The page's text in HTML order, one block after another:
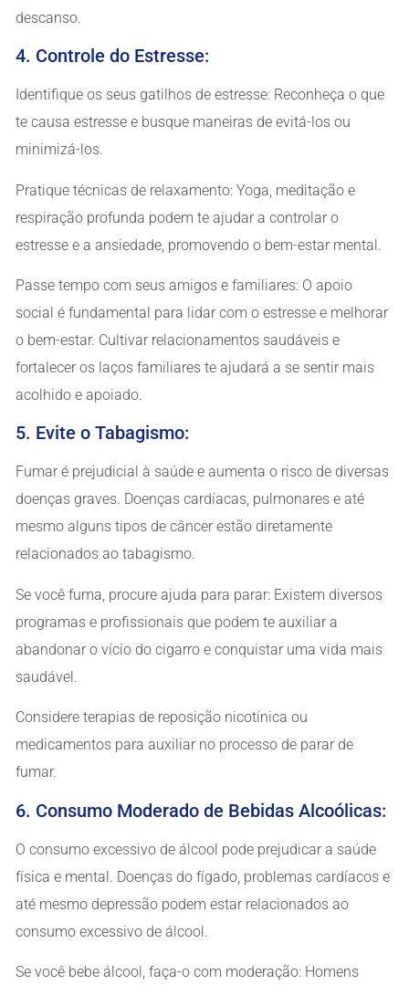
descanso.
4. Controle do Estresse:
Identifique os seus gatilhos de estresse: Reconheça o que
te causa estresse e busque maneiras de evitá-los ou
minimizá-los.
Pratique técnicas de relaxamento: Yoga, meditação e
respiração profunda podem te ajudar a controlar o
estresse e a ansiedade, promovendo o bem-estar mental.
Passe tempo com seus amigos e familiares: O apoio
social é fundamental para lidar com o estresse e melhorar
o bem-estar. Cultivar relacionamentos saudáveis e
fortalecer os laços familiares te ajudará a se sentir mais
acolhido e apoiado.
5. Evite o Tabagismo:
Fumar é prejudicial à saúde e aumenta o risco de diversas
doenças graves. Doenças cardíacas, pulmonares e até
mesmo alguns tipos de câncer estão diretamente
relacionados ao tabagismo.
Se você fuma, procure ajuda para parar: Existem diversos
programas e profissionais que podem te auxiliar a
abandonar o vício do cigarro e conquistar uma vida mais
saudável.
Considere terapias de reposição nicotínica ou
medicamentos para auxiliar no processo de parar de
fumar.
6. Consumo Moderado de Bebidas Alcoólicas:
O consumo excessivo de álcool pode prejudicar a saúde
física e mental. Doenças do fígado, problemas cardíacos e
até mesmo depressão podem estar relacionados ao
consumo excessivo de álcool.
Se você bebe álcool, faça-o com moderação: Homens